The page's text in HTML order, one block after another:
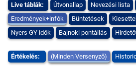
Live táblák: Útvonallap Nevezési lista
Eredmények+infók
Büntetések
Nyers GY idők
Bajnoki pontállás
Értékelés: (Minden Versenyző)